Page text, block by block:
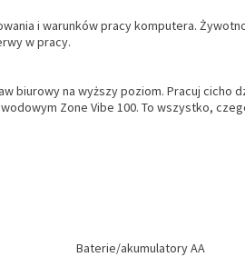
i warunków pracy komputera.
w pracy.
na wyższy poziom. Pracuj cicho
Zone Vibe 100. To wszystko,
Baterie/akumulatory AA